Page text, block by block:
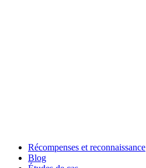
Récompenses et reconnaissance
Blog